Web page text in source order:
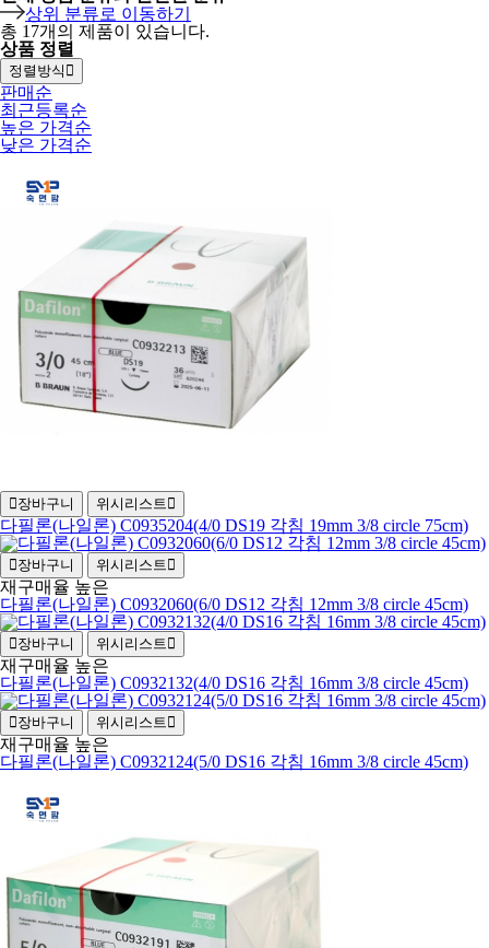
상위 분류로 이동하기
총 17개의 제품이 있습니다.
상품 정렬
정렬방식
판매순
최근등록순
높은 가격순
낮은 가격순
장바구니 위시리스트
다필론(나일론) C0935204(4/0 DS19 각침 19mm 3/8 circle 75cm)
장바구니 위시리스트
재구매율 높은
다필론(나일론) C0932060(6/0 DS12 각침 12mm 3/8 circle 45cm)
장바구니 위시리스트
재구매율 높은
다필론(나일론) C0932132(4/0 DS16 각침 16mm 3/8 circle 45cm)
장바구니 위시리스트
재구매율 높은
다필론(나일론) C0932124(5/0 DS16 각침 16mm 3/8 circle 45cm)